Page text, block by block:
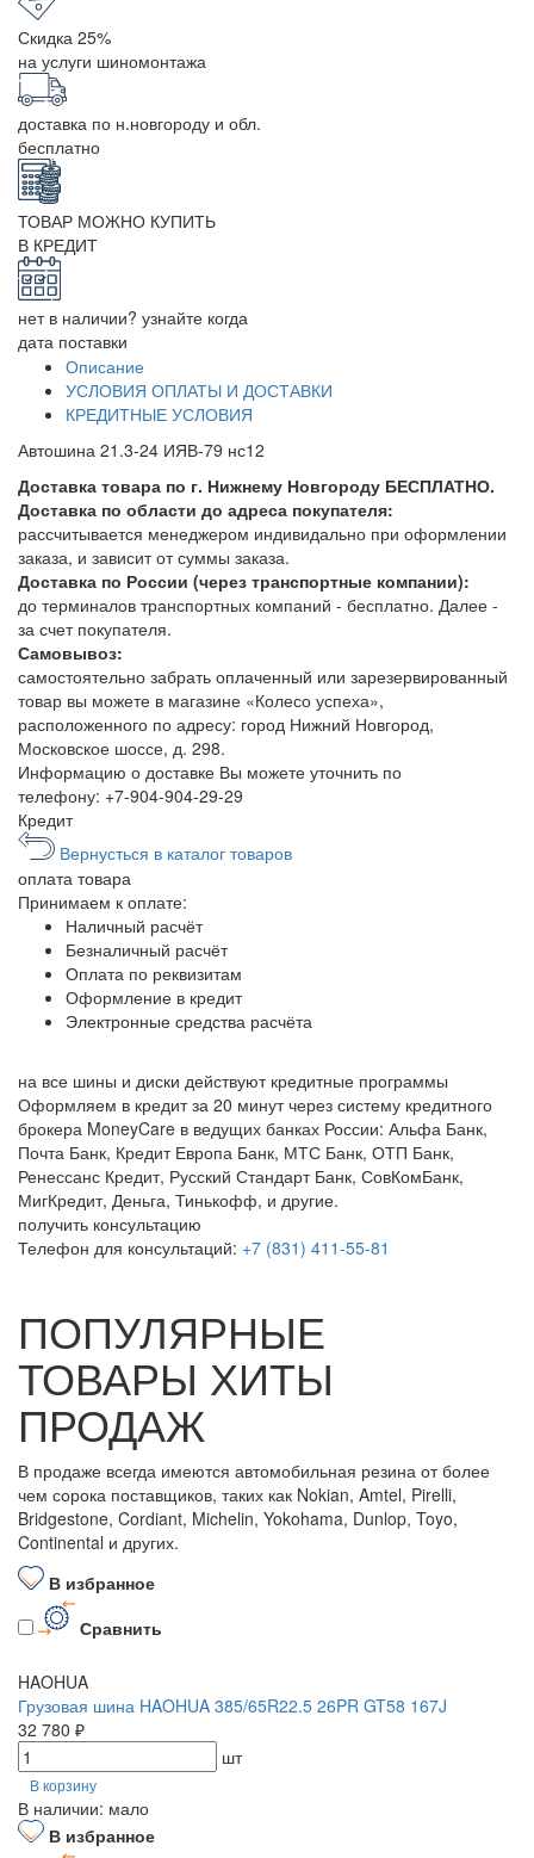
Скидка 25%
на услуги шиномонтажа
доставка по н.новгороду и обл.
бесплатно
ТОВАР МОЖНО КУПИТЬ
В КРЕДИТ
нет в наличии? узнайте когда
дата поставки
Описание
УСЛОВИЯ ОПЛАТЫ И ДОСТАВКИ
КРЕДИТНЫЕ УСЛОВИЯ
Автошина 21.3-24 ИЯВ-79 нс12
Доставка товара по г. Нижнему Новгороду БЕСПЛАТНО.
Доставка по области до адреса покупателя:
рассчитывается менеджером индивидально при оформлении
заказа, и зависит от суммы заказа.
Доставка по России (через транспортные компании):
до терминалов транспортных компаний - бесплатно. Далее -
за счет покупателя.
Самовывоз:
самостоятельно забрать оплаченный или зарезервированный
товар вы можете в магазине «Колесо успеха»,
расположенного по адресу: город Нижний Новгород,
Московское шоссе, д. 298.
Информацию о доставке Вы можете уточнить по
телефону: +7-904-904-29-29
Кредит
Вернусться в каталог товаров
оплата товара
Принимаем к оплате:
Наличный расчёт
Безналичный расчёт
Оплата по реквизитам
Оформление в кредит
Электронные средства расчёта
на все шины и диски действуют кредитные программы
Оформляем в кредит за 20 минут через систему кредитного
брокера MoneyCare в ведущих банках России: Альфа Банк,
Почта Банк, Кредит Европа Банк, МТС Банк, ОТП Банк,
Ренессанс Кредит, Русский Стандарт Банк, СовКомБанк,
МигКредит, Деньга, Тинькофф, и другие.
получить консультацию
Телефон для консультаций: +7 (831) 411-55-81
ПОПУЛЯРНЫЕ
ТОВАРЫ ХИТЫ
ПРОДАЖ
В продаже всегда имеются автомобильная резина от более
чем сорока поставщиков, таких как Nokian, Amtel, Pirelli,
Bridgestone, Cordiant, Michelin, Yokohama, Dunlop, Toyo,
Continental и других.
В избранное
Сравнить
HAOHUA
Грузовая шина HAOHUA 385/65R22.5 26PR GT58 167J
32 780 ₽
шт
В корзину
В наличии: мало
В избранное